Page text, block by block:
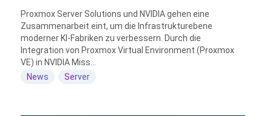
Proxmox Server Solutions und NVIDIA gehen eine
Zusammenarbeit eint, um die Infrastrukturebene
moderner KI-Fabriken zu verbessern. Durch die
Integration von Proxmox Virtual Environment (Proxmox
VE) in NVIDIA Miss...
News
Server